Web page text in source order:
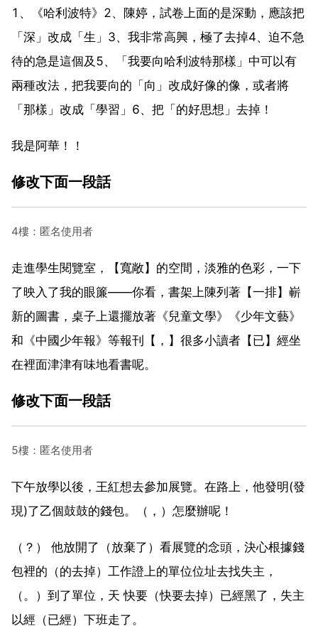
1、《哈利波特》2、陳婷，試卷上面的是深動，應該把
「深」改成「生」3、我非常高興，極了去掉4、迫不急
待的急是這個及5、「我要向哈利波特那樣」中可以有
兩種改法，把我要向的「向」改成好像的像，或者將
「那樣」改成「學習」6、把「的好思想」去掉！
我是阿華！！
修改下面一段話
4樓：匿名使用者
走進學生閱覽室，【寬敞】的空間，淡雅的色彩，一下
了映入了我的眼簾——你看，書架上陳列著【一排】嶄
新的圖書，桌子上還擺放著《兒童文學》《少年文藝》
和《中國少年報》等報刊【，】很多小讀者【已】經坐
在裡面津津有味地看書呢。
修改下面一段話
5樓：匿名使用者
下午放學以後，王紅想去參加展覽。在路上，他發明(發
現)了乙個鼓鼓的錢包。（，）怎麼辦呢！
（？） 他放開了（放棄了）看展覽的念頭，決心根據錢
包裡的（的去掉）工作證上的單位位址去找失主，
（。）到了單位，天 快要（快要去掉）已經黑了，失主
以經（已經）下班走了。